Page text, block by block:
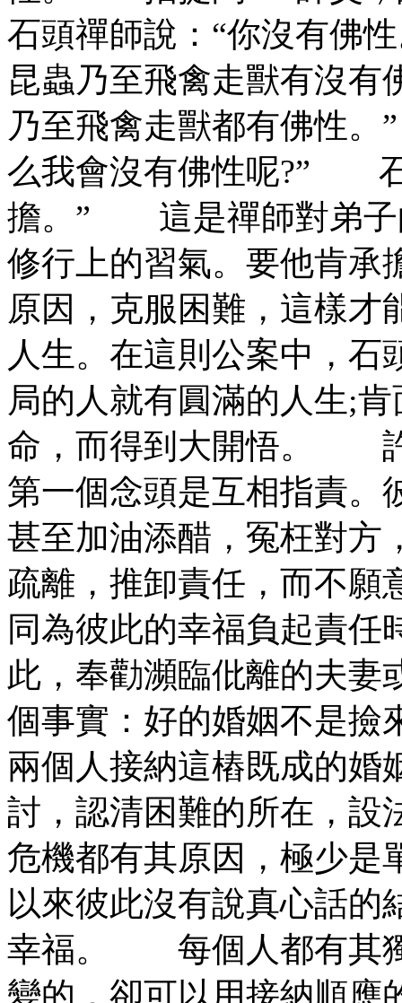
石頭禪師說：“你沒有
昆蟲乃至飛禽走獸有沒
乃至飛禽走獸都有佛性
么我會沒有佛性呢?” 石
擔。” 這是禪師對弟子
修行上的習氣。要他肯承
原因，克服困難，這樣才
人生。在這則公案中，石
局的人就有圓滿的人生;
命，而得到大開悟。 許
第一個念頭是互相指責。
甚至加油添醋，冤枉對方
疏離，推卸責任，而不願
同為彼此的幸福負起責任
此，奉勸瀕臨仳離的夫妻
個事實：好的婚姻不是撿
兩個人接納這樁既成的婚
討，認清困難的所在，設
危機都有其原因，極少是
以來彼此沒有說真心話的
幸福。 每個人都有其獨
變的，卻可以用接納順應